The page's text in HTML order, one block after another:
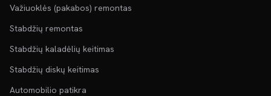
Važiuoklės (pakabos) remontas
Stabdžių remontas
Stabdžių kaladėlių keitimas
Stabdžių diskų keitimas
Automobilio patikra